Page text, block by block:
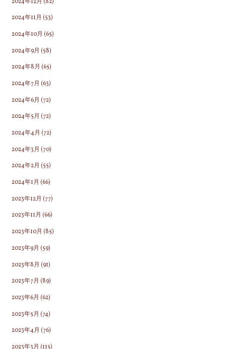
2024年11月 (53)
2024年10月 (65)
2024年9月 (58)
2024年8月 (65)
2024年7月 (63)
2024年6月 (72)
2024年5月 (72)
2024年4月 (72)
2024年3月 (70)
2024年2月 (55)
2024年1月 (66)
2023年12月 (77)
2023年11月 (66)
2023年10月 (85)
2023年9月 (59)
2023年8月 (91)
2023年7月 (89)
2023年6月 (62)
2023年5月 (74)
2023年4月 (76)
2023年3月 (115)